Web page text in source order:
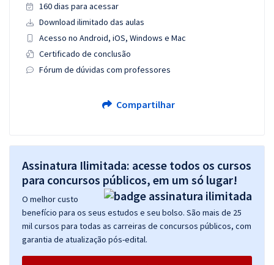
160 dias para acessar
Download ilimitado das aulas
Acesso no Android, iOS, Windows e Mac
Certificado de conclusão
Fórum de dúvidas com professores
Compartilhar
Assinatura Ilimitada: acesse todos os cursos
para concursos públicos, em um só lugar!
O melhor custo
benefício para os seus estudos e seu bolso. São mais de 25
mil cursos para todas as carreiras de concursos públicos, com
garantia de atualização pós-edital.